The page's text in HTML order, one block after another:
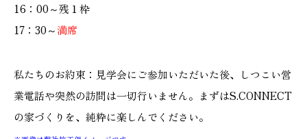
16：00～残１枠
17：30～満席
私たちのお約束：見学会にご参加いただいた後、しつこい営
業電話や突然の訪問は一切行いません。まずはS.CONNECT
の家づくりを、純粋に楽しんでください。